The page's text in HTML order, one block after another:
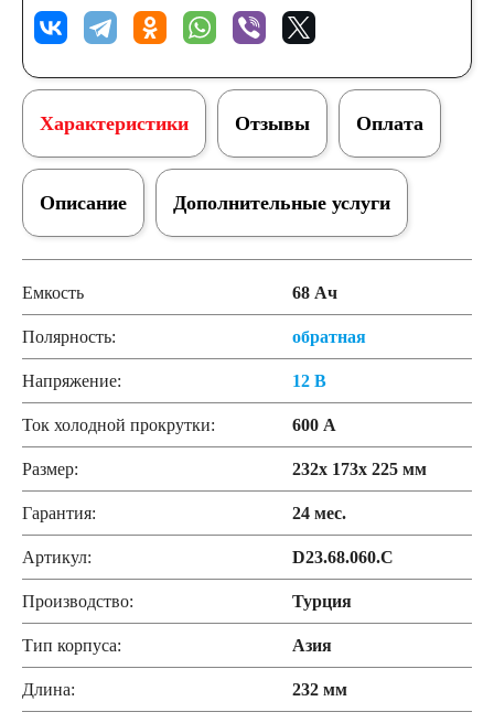
Характеристики
Дополнительные услуги
Отзывы Оплата
Описание
Емкость 68 Ач
Полярность: обратная
Напряжение: 12 В
Ток холодной прокрутки: 600 А
Размер: 232x 173x 225 мм
Гарантия: 24 мес.
Артикул: D23.68.060.C
Производство: Турция
Тип корпуса: Азия
Длина: 232 мм